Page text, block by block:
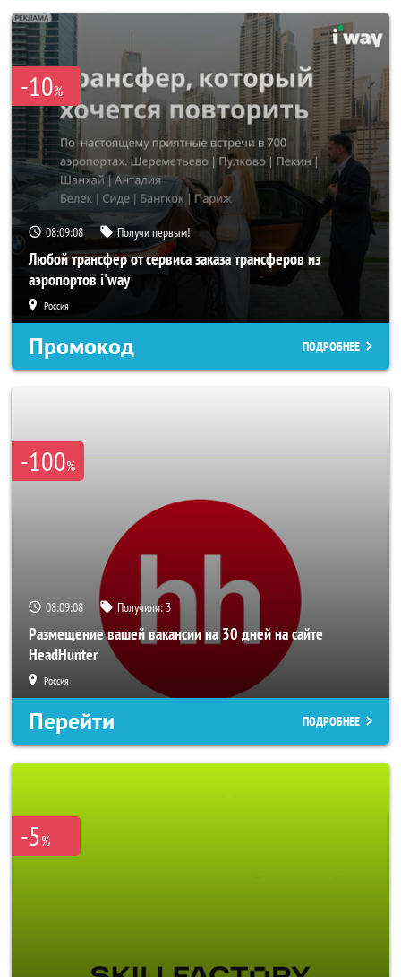
-10%
08:09:06 Получи первым!
Любой трансфер от сервиса заказа трансферов из
аэропортов i'way
Россия
Промокод ПОДРОБНЕЕ
-100%
08:09:06 Получили: 3
Размещение вашей вакансии на 30 дней на сайте
HeadHunter
Россия
Перейти ПОДРОБНЕЕ
-5%